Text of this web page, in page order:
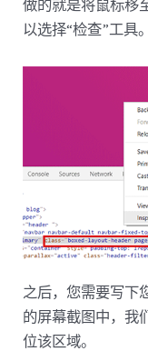
做的就是将鼠标移
以选择“检查”工具。
之后，您需要写下
的屏幕截图中，我
位该区域。